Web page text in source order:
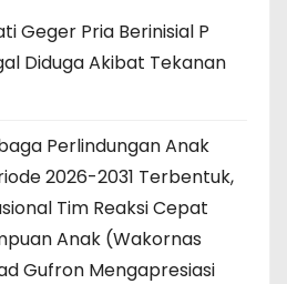
Geger Pria Berinisial P
Diduga Akibat Tekanan
Perlindungan Anak
2026-2031 Terbentuk,
Tim Reaksi Cepat
Anak (Wakornas
Gufron Mengapresiasi